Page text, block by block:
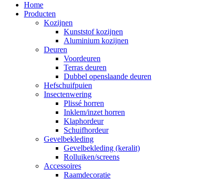
Home
Producten
Kozijnen
Kunststof kozijnen
Aluminium kozijnen
Deuren
Voordeuren
Terras deuren
Dubbel openslaande deuren
Hefschuifpuien
Insectenwering
Plissé horren
Inklem/inzet horren
Klaphordeur
Schuifhordeur
Gevelbekleding
Gevelbekleding (keralit)
Rolluiken/screens
Accessoires
Raamdecoratie